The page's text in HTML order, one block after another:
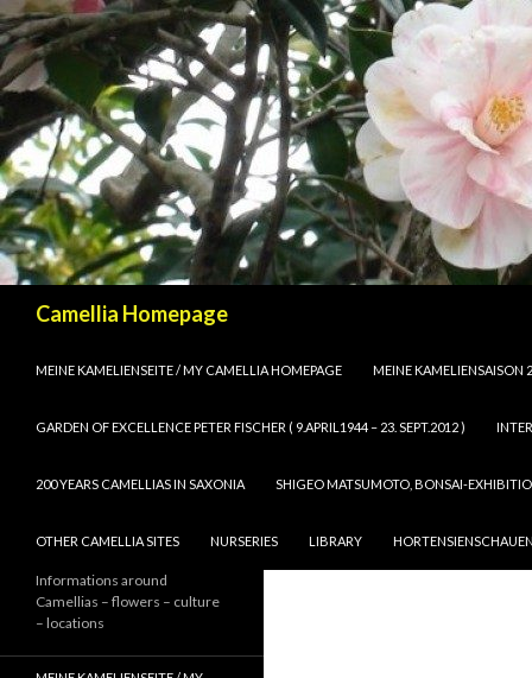
Camellia Homepage
MEINE KAMELIENSEITE / MY CAMELLIA HOMEPAGE
MEINE KAMELIENSAISON
GARDEN OF EXCELLENCE PETER FISCHER ( 9.APRIL1944 – 23. SEPT.2012 )
200 YEARS CAMELLIAS IN SAXONIA SHIGEO MATSUMOTO, BONSAI-
OTHER CAMELLIA SITES NURSERIES LIBRARY
Informations around
Camellias – flowers – culture
– locations